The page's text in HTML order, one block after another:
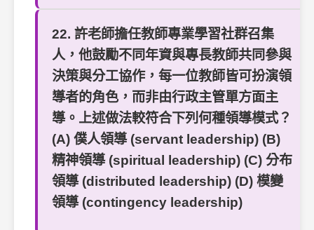
22. 許老師擔任教師專業學習社群召集
人，他鼓勵不同年資與專長教師共同參與
決策與分工協作，每一位教師皆可扮演領
導者的角色，而非由行政主管單方面主
導。上述做法較符合下列何種領導模式？
(A) 僕人領導 (servant leadership) (B)
精神領導 (spiritual leadership) (C) 分布
領導 (distributed leadership) (D) 模變
領導 (contingency leadership)